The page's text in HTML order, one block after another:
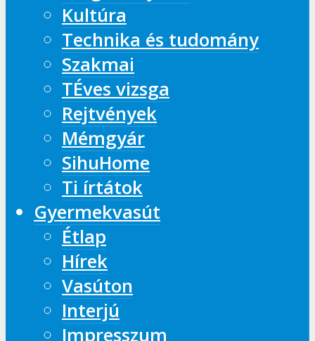
Kultúra
Technika és tudomány
Szakmai
TÉves vizsga
Rejtvények
Mémgyár
SihuHome
Ti írtátok
Gyermekvasút
Étlap
Hírek
Vasúton
Interjú
Impresszum